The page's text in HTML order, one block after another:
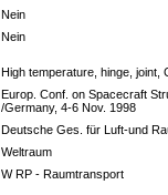
Nein
Nein
High temperature, hinge, joint,
Europ. Conf. on Spacecraft
/Germany, 4-6 Nov. 1998
Deutsche Ges. für Luft-und
Weltraum
W RP - Raumtransport